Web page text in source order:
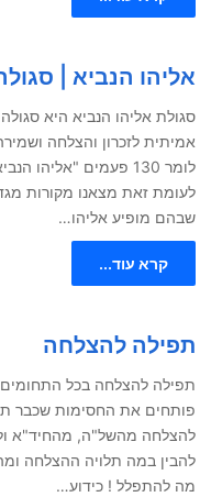
אליהו הנביא |
סגולת אליהו הנביא היא
אמיתית לזכרון והצלחה
לומר 130 פעמים
לעומת זאת מצאנו מקורות
שבהם מופיע אליהו…
קרא עוד...
תפילה להצלחה
תפילה להצלחה בכל התחומים
פותחים את החסימות שכבר
להצלחה מהשל"ה, מהחיד"א
להבין במה תלויה ההצלחה
מה להתפלל ! כידוע…